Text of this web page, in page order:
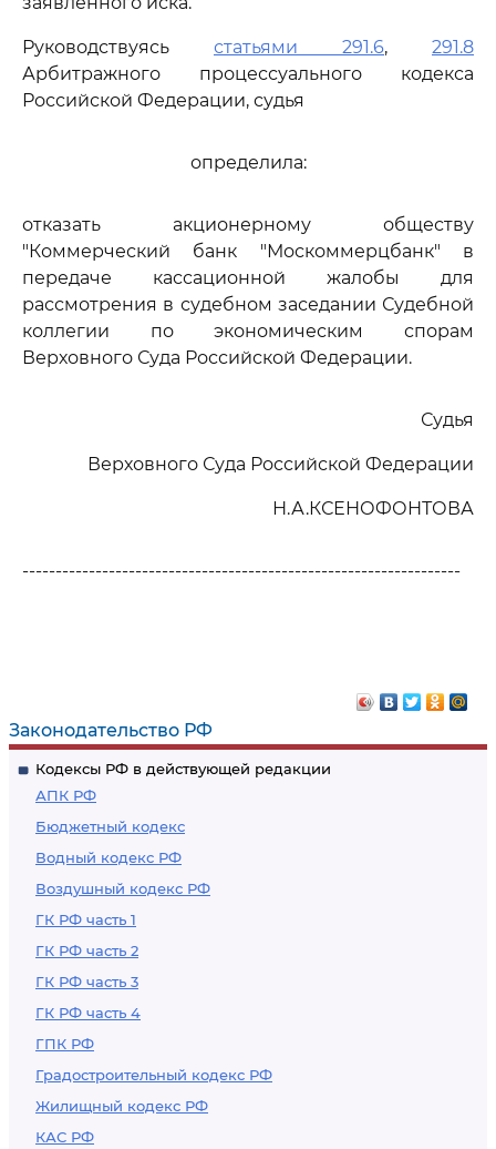
Законодательство РФ
Кодексы РФ в действующей редакции
АПК РФ
Бюджетный кодекс
Водный кодекс РФ
Воздушный кодекс РФ
ГК РФ часть 1
ГК РФ часть 2
ГК РФ часть 3
ГК РФ часть 4
ГПК РФ
Градостроительный кодекс РФ
Жилищный кодекс РФ
КАС РФ
Руководствуясь статьями 291.6, 291.8
Арбитражного процессуального кодекса
Российской Федерации, судья
определила:
отказать акционерному обществу
"Коммерческий банк "Москоммерцбанк" в
передаче кассационной жалобы для
рассмотрения в судебном заседании Судебной
коллегии по экономическим спорам
Верховного Суда Российской Федерации.
Судья
Верховного Суда Российской Федерации
Н.А.КСЕНОФОНТОВА
------------------------------------------------------------------